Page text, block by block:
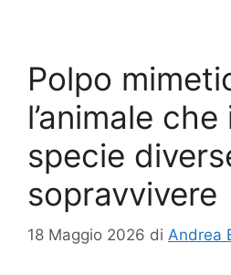
Polpo
l’animale
specie
sopravvivere
18 Maggio 2026 di Andrea